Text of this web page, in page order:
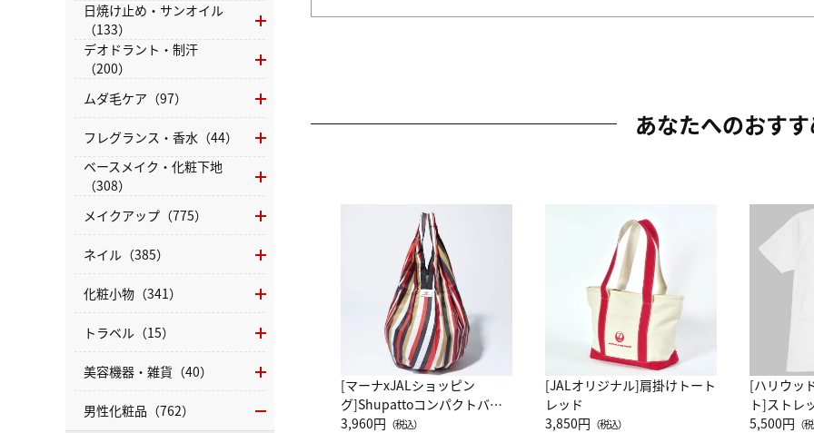
あなたへのおす
[マーナxJALショッピン
グ]Shupattoコンパクトバッ
グ Drop JAL客室乗務員
3,960円 （税込）
[JALオリジナル]肩掛けトート
レッド
3,850円 （税込）
[ハリウッ
ト]ストレ
ーネック
5,500円 （
日焼け止め・サンオイル
（133）
デオドラント・制汗
（200）
ムダ毛ケア（97）
フレグランス・香水（44）
ベースメイク・化粧下地
（308）
メイクアップ（775）
ネイル（385）
化粧小物（341）
トラベル（15）
美容機器・雑貨（40）
男性化粧品（762）